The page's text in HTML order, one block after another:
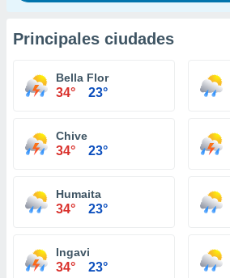
Principales ciudades
Bella Flor
34° 23°
Chive
34° 23°
Humaita
34° 23°
Ingavi
34° 23°